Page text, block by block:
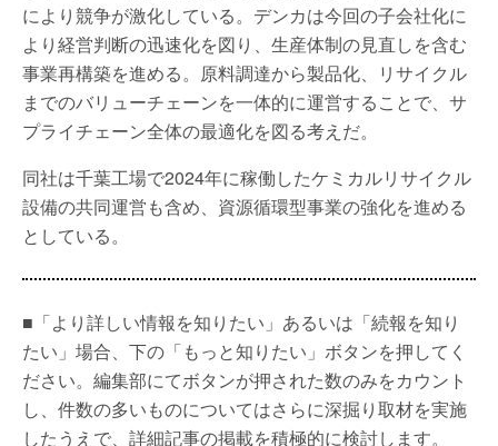
により競争が激化している。デンカは今回の子会社化に
より経営判断の迅速化を図り、生産体制の見直しを含む
事業再構築を進める。原料調達から製品化、リサイクル
までのバリューチェーンを一体的に運営することで、サ
プライチェーン全体の最適化を図る考えだ。
同社は千葉工場で2024年に稼働したケミカルリサイクル
設備の共同運営も含め、資源循環型事業の強化を進める
としている。
■「より詳しい情報を知りたい」あるいは「続報を知り
たい」場合、下の「もっと知りたい」ボタンを押してく
ださい。編集部にてボタンが押された数のみをカウント
し、件数の多いものについてはさらに深掘り取材を実施
したうえで、詳細記事の掲載を積極的に検討します。